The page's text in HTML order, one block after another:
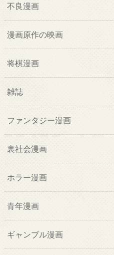
不良漫画
漫画原作の映画
将棋漫画
雑誌
ファンタジー漫画
裏社会漫画
ホラー漫画
青年漫画
ギャンブル漫画